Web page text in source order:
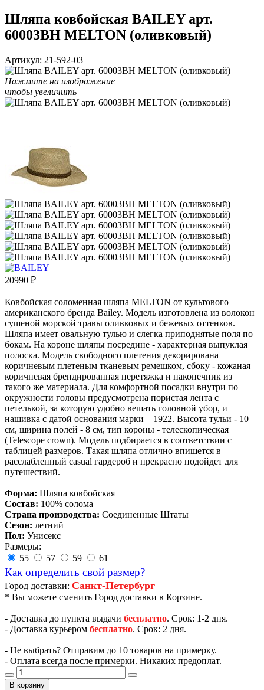
Шляпа ковбойская BAILEY арт.
60003BH MELTON (оливковый)
Артикул: 21-592-03
Нажмите на изображение
чтобы увеличить
20990 ₽
Ковбойская соломенная шляпа MELTON от культового
американского бренда Bailey. Модель изготовлена из волокон
сушеной морской травы оливковых и бежевых оттенков.
Шляпа имеет овальную тулью и слегка приподнятые поля по
бокам. На короне шляпы посредине - характерная выпуклая
полоска. Модель свободного плетения декорирована
коричневым плетеным тканевым ремешком, сбоку - кожаная
коричневая брендированная перетяжка и наконечник из
такого же материала. Для комфортной посадки внутри по
окружности головы предусмотрена пористая лента с
петелькой, за которую удобно вешать головной убор, и
нашивка с датой основания марки – 1922. Высота тульи - 10
см, ширина полей - 8 см, тип короны - телескопическая
(Telescope crown). Модель подбирается в соответствии с
таблицей размеров. Такая шляпа отлично впишется в
расслабленный casual гардероб и прекрасно подойдет для
путешествий.
Форма: Шляпа ковбойская
Состав: 100% солома
Страна производства: Соединенные Штаты
Сезон: летний
Пол: Унисекс
Размеры:
55
57 59 61
Как определить свой размер?
Город доставки: Санкт-Петербург
* Вы можете сменить Город доставки в Корзине.
- Доставка до пункта выдачи бесплатно. Срок: 1-2 дня.
- Доставка курьером бесплатно. Срок: 2 дня.
- Не выбрать? Отправим до 10 товаров на примерку.
- Оплата всегда после примерки. Никаких предоплат.
В корзину